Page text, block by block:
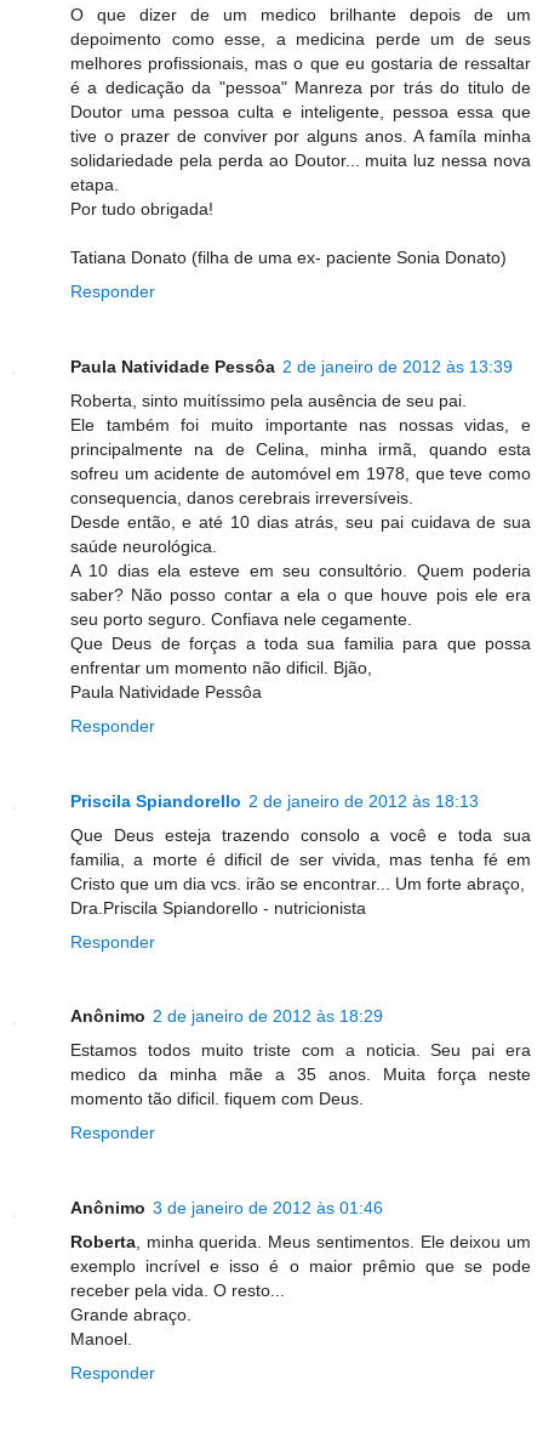
O que dizer de um medico brilhante depois de um
depoimento como esse, a medicina perde um de seus
melhores profissionais, mas o que eu gostaria de ressaltar
é a dedicação da "pessoa" Manreza por trás do titulo de
Doutor uma pessoa culta e inteligente, pessoa essa que
tive o prazer de conviver por alguns anos. A famíla minha
solidariedade pela perda ao Doutor... muita luz nessa nova
etapa.
Por tudo obrigada!
Tatiana Donato (filha de uma ex- paciente Sonia Donato)
Responder
Paula Natividade Pessôa 2 de janeiro de 2012 às 13:39
Roberta, sinto muitíssimo pela ausência de seu pai.
Ele também foi muito importante nas nossas vidas, e
principalmente na de Celina, minha irmã, quando esta
sofreu um acidente de automóvel em 1978, que teve como
consequencia, danos cerebrais irreversíveis.
Desde então, e até 10 dias atrás, seu pai cuidava de sua
saúde neurológica.
A 10 dias ela esteve em seu consultório. Quem poderia
saber? Não posso contar a ela o que houve pois ele era
seu porto seguro. Confiava nele cegamente.
Que Deus de forças a toda sua familia para que possa
enfrentar um momento não dificil. Bjão,
Paula Natividade Pessôa
Responder
Priscila Spiandorello 2 de janeiro de 2012 às 18:13
Que Deus esteja trazendo consolo a você e toda sua
familia, a morte é dificil de ser vivida, mas tenha fé em
Cristo que um dia vcs. irão se encontrar... Um forte abraço,
Dra.Priscila Spiandorello - nutricionista
Responder
Anônimo 2 de janeiro de 2012 às 18:29
Estamos todos muito triste com a noticia. Seu pai era
medico da minha mãe a 35 anos. Muita força neste
momento tão dificil. fiquem com Deus.
Responder
Anônimo 3 de janeiro de 2012 às 01:46
Roberta, minha querida. Meus sentimentos. Ele deixou um
exemplo incrível e isso é o maior prêmio que se pode
receber pela vida. O resto...
Grande abraço.
Manoel.
Responder